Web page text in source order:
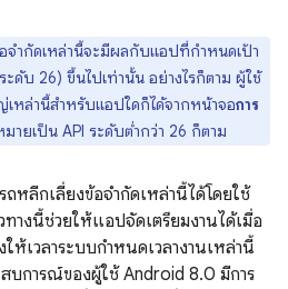
จำกัดเหล่านี้จะมีผลกับแอปที่กำหนดเป้า
ดับ 26) ขึ้นไปเท่านั้น อย่างไรก็ตาม ผู้ใช้
เหล่านี้สำหรับแอปใดก็ได้จากหน้าจอการ
ายเป็น API ระดับต่ำกว่า 26 ก็ตาม
ลีกเลี่ยงข้อจำกัดเหล่านี้ได้โดยใช้
างนี้ช่วยให้แอปจัดเตรียมงานได้เมื่อ
ห้เวลาระบบกำหนดเวลางานเหล่านี้
การณ์ของผู้ใช้ Android 8.0 มีการ